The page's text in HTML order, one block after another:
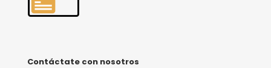
Contáctate con nosotros